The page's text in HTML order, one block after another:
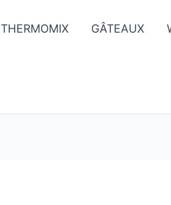
THERMOMIX GÂTEAUX